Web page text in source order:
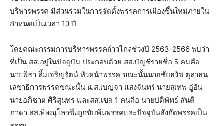
บริหารพรรค มีส่วนร่วมในการจัดตั้งพรรคการเมืองขึ้นใหม่ภายใน
กำหนดเป็นเวลา 10 ปี
โดยคณะกรรมการบริหารพรรคก้าวไกลช่วงปี 2563-2566 พบว่า
ที่เป็น สส.อยู่ในปัจจุบัน ประกอบด้วย สส.บัญชีรายชื่อ 5 คนคือ
นายพิธา ลิ้มเจริญรัตน์ หัวหน้าพรรค ขณะนั้นนายชัยธวัช ตุลาธน
เลขาธิการพรรคขณะนั้น น.ส.เบญจา แสงจันทร์ นายสุเทพ อู่อ้น
นายอภิชาต ศิริสุนทร และสส.เขต 1 คนคือ นายปดิพัทธ์ สันติ
ภาดา สส.พิษณุโลกซึ่งถูกขับพ้นพรรคและปัจจุบันสังกัดพรรคเป็น